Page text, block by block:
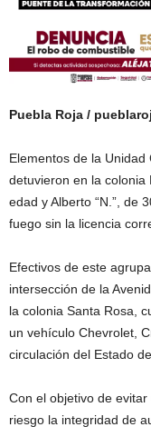
Puebla Roja /
Elementos de la
detuvieron en la colonia
edad y Alberto “N.”, de
fuego sin la licencia
Efectivos de este
intersección de la
la colonia Santa Rosa,
un vehículo Chevrolet,
circulación del Estado
Con el objetivo de
riesgo la integridad de